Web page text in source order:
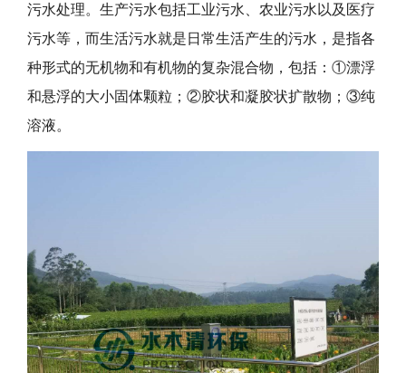
污水处理。生产污水包括工业污水、农业污水以及医疗
污水等，而生活污水就是日常生活产生的污水，是指各
种形式的无机物和有机物的复杂混合物，包括：①漂浮
和悬浮的大小固体颗粒；②胶状和凝胶状扩散物；③纯
溶液。